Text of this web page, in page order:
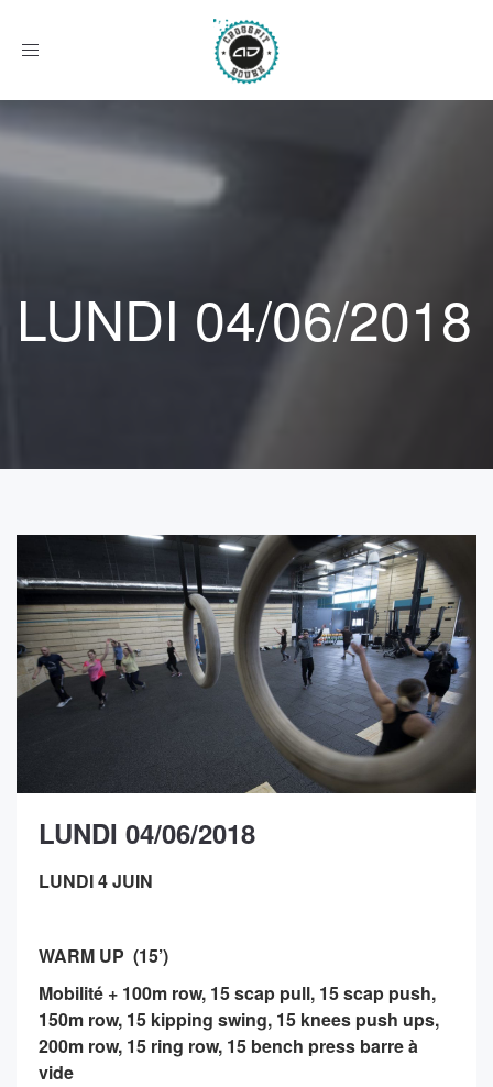
Afficher
LUNDI 04/06/2018
LUNDI 04/06/2018
LUNDI 4 JUIN
WARM UP (15’)
Mobilité + 100m row, 15 scap pull, 15 scap push,
150m row, 15 kipping swing, 15 knees push ups,
200m row, 15 ring row, 15 bench press barre à
vide